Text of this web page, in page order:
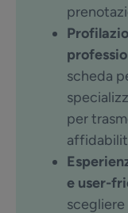
scheda
per
e user-